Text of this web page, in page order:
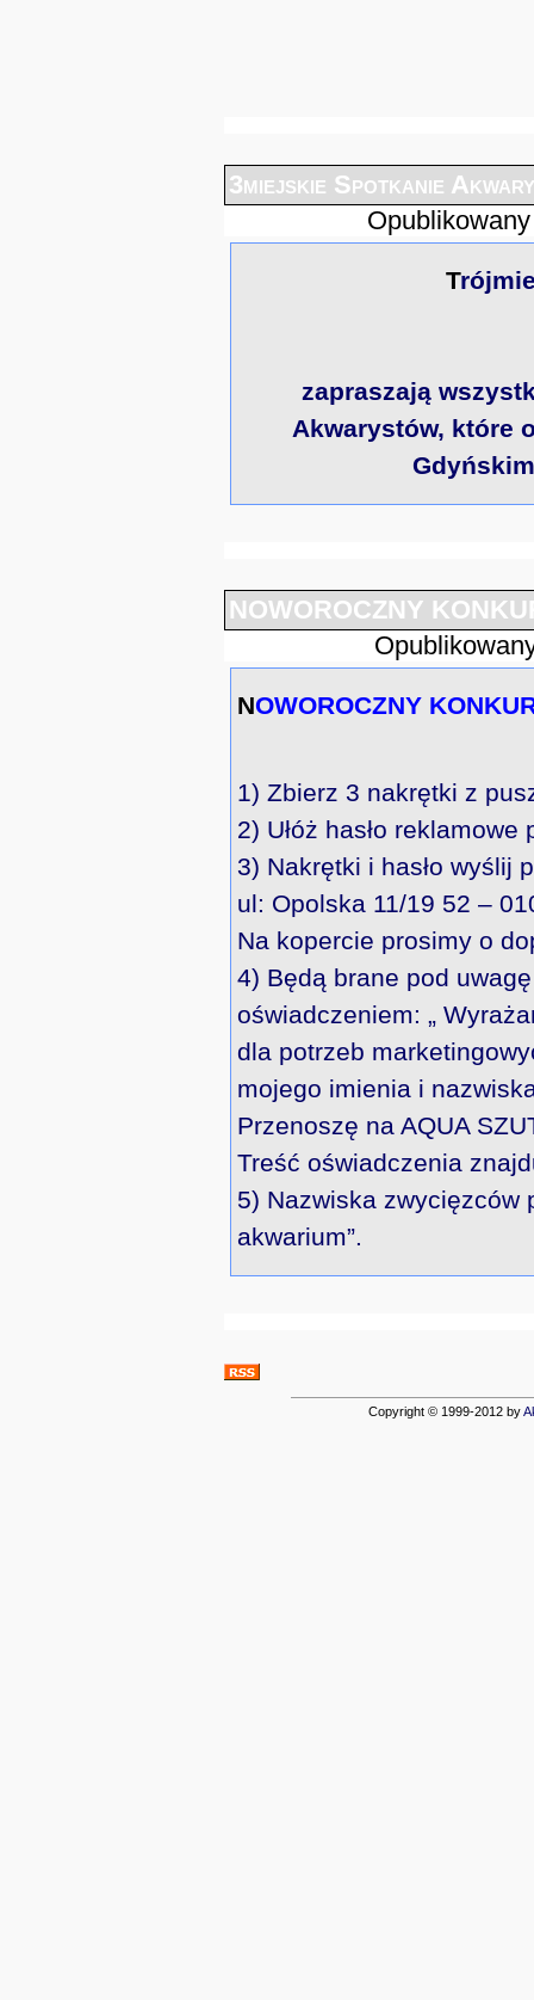
3miejskie Spotkanie
zapraszają
Akwarystów, które
NOWOROCZNY
NOWOROCZNY
1) Zbierz 3 nakrętki z
2) Ułóż hasło
3) Nakrętki i hasło wyślij
ul: Opolska 11/19 52 –
Na kopercie prosimy o
4) Będą brane pod
oświadczeniem: „
dla potrzeb
mojego imienia i
Przenoszę na AQUA
Treść oświadczenia
5) Nazwiska zwycięzców
akwarium”.
Copyright © 1999-2012 by